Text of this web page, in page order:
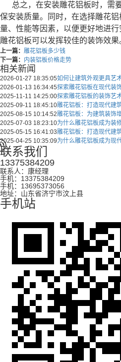
总之，在安装雕花铝板时，需
保安装质量。同时，在选择雕花
量、性能等因素，以便更好地进行
雕花铝板可以发挥较佳的装饰效果
上一篇： 雕花铝板多少钱
下一篇：
内装铝板价格走势
相关新闻
2026-01-27 18:35:05如何让建筑外观更具艺
2026-01-13 16:34:45探索雕花铝板在现代装
2025-11-11 14:25:00探索雕花铝板的装饰艺
2025-09-11 18:45:10雕花铝板：打造现代建
2025-08-15 10:14:52雕花铝板：为建筑装饰
2025-07-03 18:23:10为什么雕花铝板成为装
2025-05-15 16:41:03雕花铝板：打造现代建
2025-04-25 10:35:09为什么雕花铝板成为现
联系我们
13375384209
联系人：康经理
手机：13375384209
手机：13695373056
地址：山东省济宁市汶上县
手机站